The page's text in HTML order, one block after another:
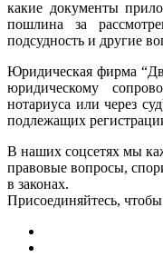
какие документы
пошлина за
подсудность и другие
Юридическая фирма
юридическому
нотариуса или через
подлежащих
В наших соцсетях мы
правовые вопросы,
в законах.
Присоединяйтесь,